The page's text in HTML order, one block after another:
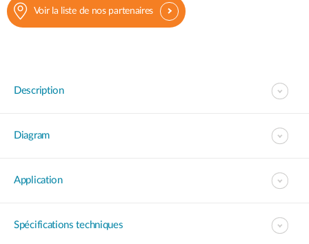
Voir la liste de nos partenaires
Description
Diagram
Application
Spécifications techniques